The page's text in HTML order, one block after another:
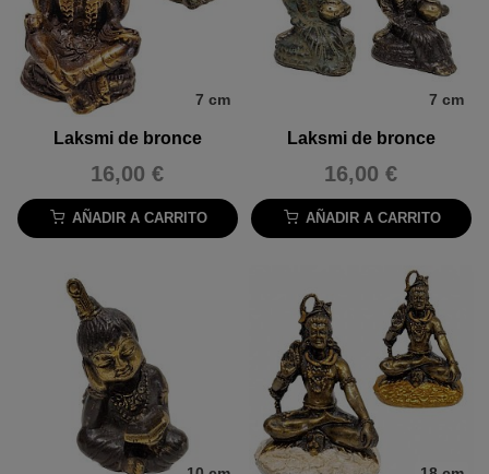
7 cm
Laksmi de bronce
16,00 €
AÑADIR A CARRITO
7 cm
Laksmi de bronce
16,00 €
AÑADIR A CARRITO